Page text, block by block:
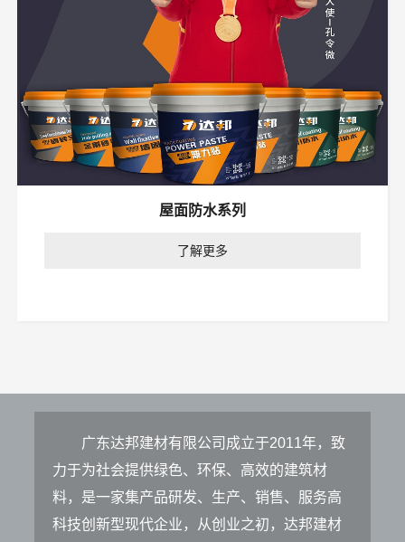
屋面防水系列
了解更多
广东达邦建材有限公司成立于2011年，致
力于为社会提供绿色、环保、高效的建筑材
料，是一家集产品研发、生产、销售、服务高
科技创新型现代企业，从创业之初，达邦建材